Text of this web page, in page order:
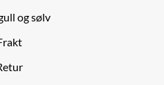
og sølv